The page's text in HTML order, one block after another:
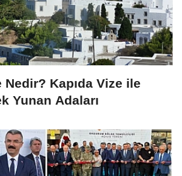
Nedir? Kapıda Vize ile
Yunan Adaları